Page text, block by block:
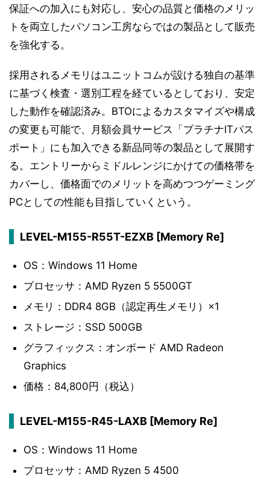
保証への加入にも対応し、安心の品質と価格のメリッ
トを両立したパソコン工房ならではの製品として販売
を強化する。
採用されるメモリはユニットコムが設ける独自の基準
に基づく検査・選別工程を経ているとしており、安定
した動作を確認済み。BTOによるカスタマイズや構成
の変更も可能で、月額会員サービス「プラチナITパス
ポート」にも加入できる新品同等の製品として展開す
る。エントリーからミドルレンジにかけての価格帯を
カバーし、価格面でのメリットを高めつつゲーミング
PCとしての性能も目指していくという。
LEVEL-M155-R55T-EZXB [Memory Re]
OS：Windows 11 Home
プロセッサ：AMD Ryzen 5 5500GT
メモリ：DDR4 8GB（認定再生メモリ）×1
ストレージ：SSD 500GB
グラフィックス：オンボード AMD Radeon
Graphics
価格：84,800円（税込）
LEVEL-M155-R45-LAXB [Memory Re]
OS：Windows 11 Home
プロセッサ：AMD Ryzen 5 4500